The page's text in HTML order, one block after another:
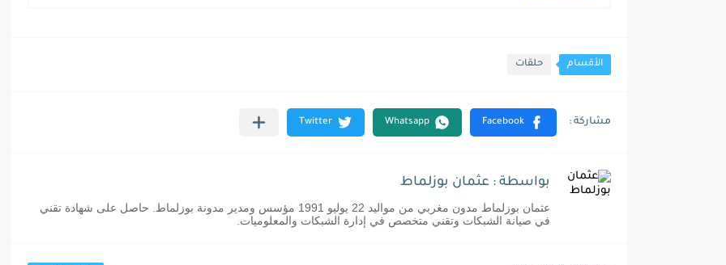
الأقسام حلقات
بواسطة : عثمان بوزلماط
عثمان بوزلماط مدون مغربي من مواليد 22 يوليو 1991 مؤسس ومدير مدونة بوزلماط. حاصل على شهادة تقني
في صيانة الشبكات وتقني متخصص في إدارة الشبكات والمعلوميات.